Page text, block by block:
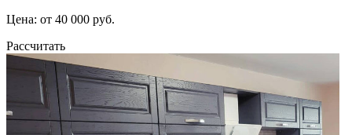
Цена: от 40 000 руб.
Рассчитать